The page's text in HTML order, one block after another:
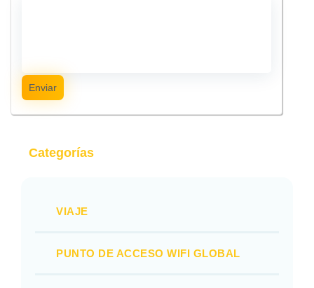
Enviar
Categorías
VIAJE
PUNTO DE ACCESO WIFI GLOBAL